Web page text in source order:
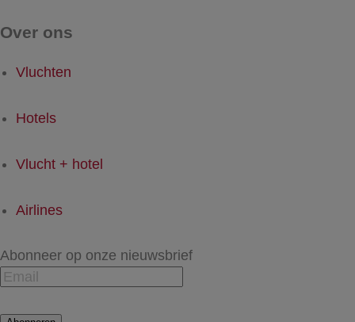
Over ons
Vluchten
Hotels
Vlucht + hotel
Airlines
Abonneer op onze nieuwsbrief